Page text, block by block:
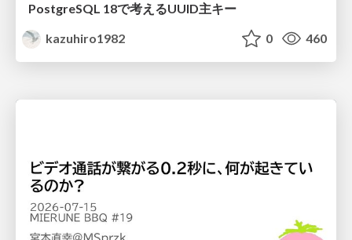
PostgreSQL 18で考えるUUID主キー
kazuhiro1982
0 460